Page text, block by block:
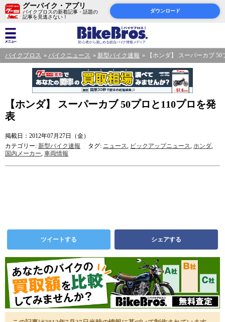
グーバイク・アプリ
バイクブロスの新着記事・話題の
記事を見逃さない！
ダウンロード
バイクブロス バイクニュース 新型バイク速報 【ホンダ】 スーパーカブ
【ホンダ】 スーパーカブ 50プロと110プロを発
表
掲載日：2012年07月27日（金）
カテゴリー: 新型バイク速報 タグ: ニュース, ピックアップニュース, ホンダ,
国内メーカー, 車両情報
ツイートする シェアする